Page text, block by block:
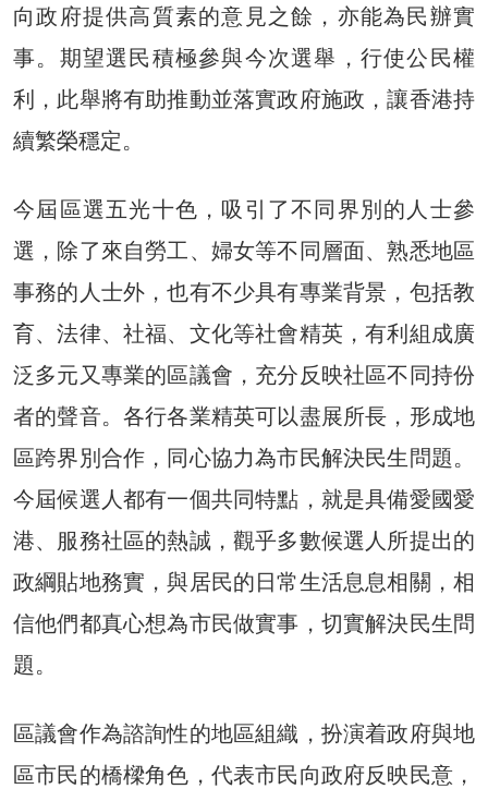
向政府提供高質素的意見之餘，亦能為民辦實
事。期望選民積極參與今次選舉，行使公民權
利，此舉將有助推動並落實政府施政，讓香港持
續繁榮穩定。
今屆區選五光十色，吸引了不同界別的人士參
選，除了來自勞工、婦女等不同層面、熟悉地區
事務的人士外，也有不少具有專業背景，包括教
育、法律、社福、文化等社會精英，有利組成廣
泛多元又專業的區議會，充分反映社區不同持份
者的聲音。各行各業精英可以盡展所長，形成地
區跨界別合作，同心協力為市民解決民生問題。
今屆候選人都有一個共同特點，就是具備愛國愛
港、服務社區的熱誠，觀乎多數候選人所提出的
政綱貼地務實，與居民的日常生活息息相關，相
信他們都真心想為市民做實事，切實解決民生問
題。
區議會作為諮詢性的地區組織，扮演着政府與地
區市民的橋樑角色，代表市民向政府反映民意，